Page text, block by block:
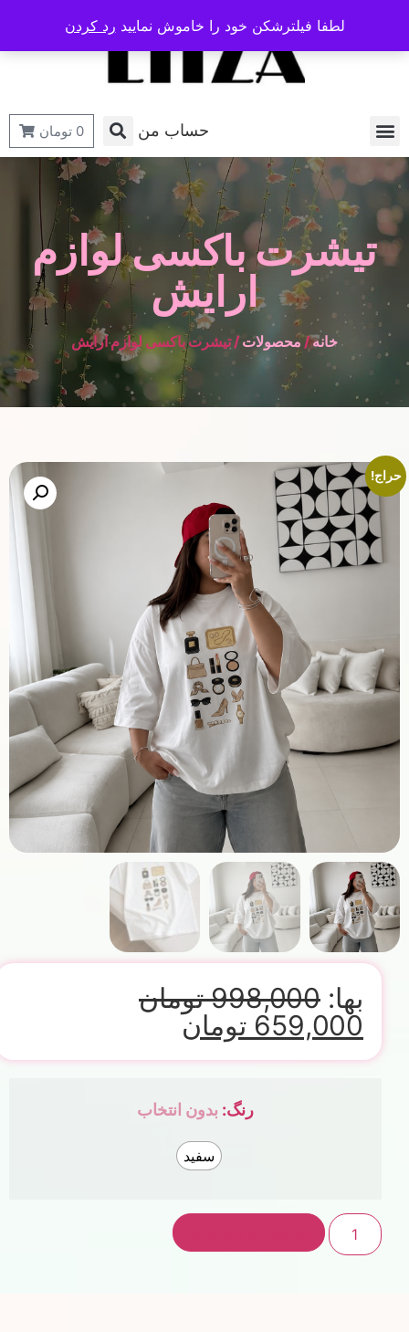
حساب من 0 تومان
تیشرت باکسی لوازم
ارایش
خانه/محصولات/ تیشرت باکسی لوازم ارایش
حراج!
بها: 998,000 تومان
659,000 تومان
رنگ: بدون انتخاب
سفید
لطفا فیلترشکن خود را خاموش نمایید رد کردن